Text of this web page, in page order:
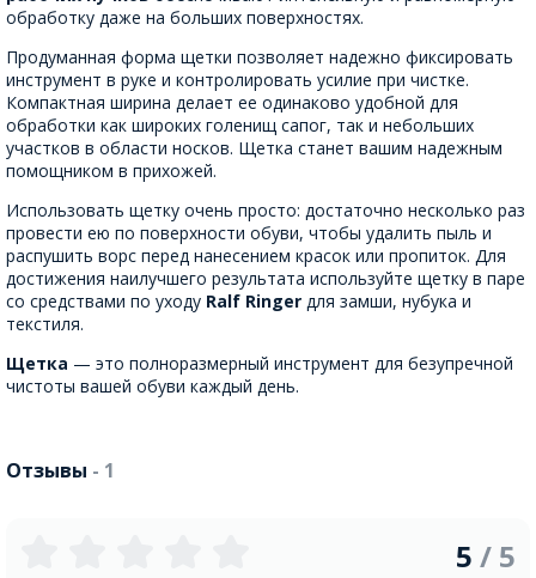
обработку даже на больших поверхностях.
Продуманная форма щетки позволяет надежно фиксировать
инструмент в руке и контролировать усилие при чистке.
Компактная ширина делает ее одинаково удобной для
обработки как широких голенищ сапог, так и небольших
участков в области носков. Щетка станет вашим надежным
помощником в прихожей.
Использовать щетку очень просто: достаточно несколько раз
провести ею по поверхности обуви, чтобы удалить пыль и
распушить ворс перед нанесением красок или пропиток. Для
достижения наилучшего результата используйте щетку в паре
со средствами по уходу Ralf Ringer для замши, нубука и
текстиля.
Щетка — это полноразмерный инструмент для безупречной
чистоты вашей обуви каждый день.
Отзывы - 1
5 / 5